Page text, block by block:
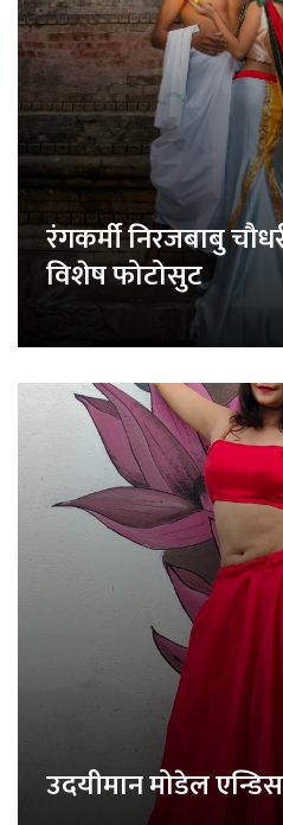
रंगकर्मी निरजबाबु
विशेष फोटोसुट
उदयीमान मोडेल